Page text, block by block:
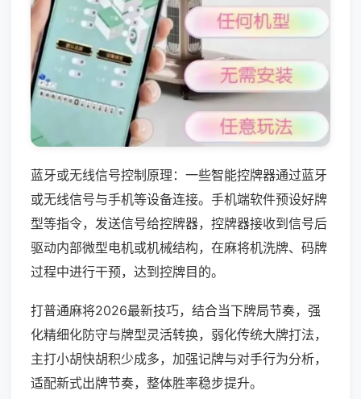
蓝牙或无线信号控制原理：一些智能控牌器通过蓝牙
或无线信号与手机等设备连接。手机端软件预设好牌
型等指令，发送信号给控牌器，控牌器接收到信号后
驱动内部微型电机或机械结构，在麻将机洗牌、码牌
过程中进行干预，达到控牌目的。
打普通麻将2026最新技巧，结合当下牌局节奏，强
化精细化防守与牌型灵活转换，弱化传统大牌打法，
主打小胡快胡积少成多，加强记牌与对手行为分析，
适配新式出牌节奏，整体胜率稳步提升。